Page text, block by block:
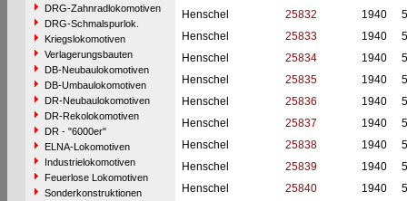
DRG-Zahnradlokomotiven
DRG-Schmalspurlok.
Kriegslokomotiven
Verlagerungsbauten
DB-Neubaulokomotiven
DB-Umbaulokomotiven
DR-Neubaulokomotiven
DR-Rekolokomotiven
DR - "6000er"
ELNA-Lokomotiven
Industrielokomotiven
Feuerlose Lokomotiven
Sonderkonstruktionen
Henschel
25832 1940
Henschel
25833 1940
Henschel
25834 1940
Henschel
25835 1940
Henschel
25836 1940
Henschel
25837 1940
Henschel
25838 1940
Henschel
25839 1940
Henschel
25840 1940